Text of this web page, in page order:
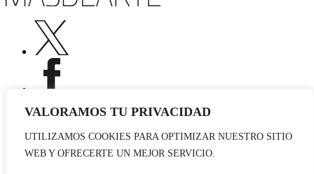
VALORAMOS TU PRIVACIDAD
UTILIZAMOS COOKIES PARA OPTIMIZAR NUESTRO SITIO
WEB Y OFRECERTE UN MEJOR SERVICIO.
Publicidad